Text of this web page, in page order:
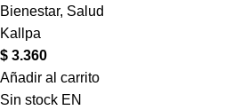
Bienestar, Salud
Kallpa
$ 3.360
Añadir al carrito
Sin stock EN